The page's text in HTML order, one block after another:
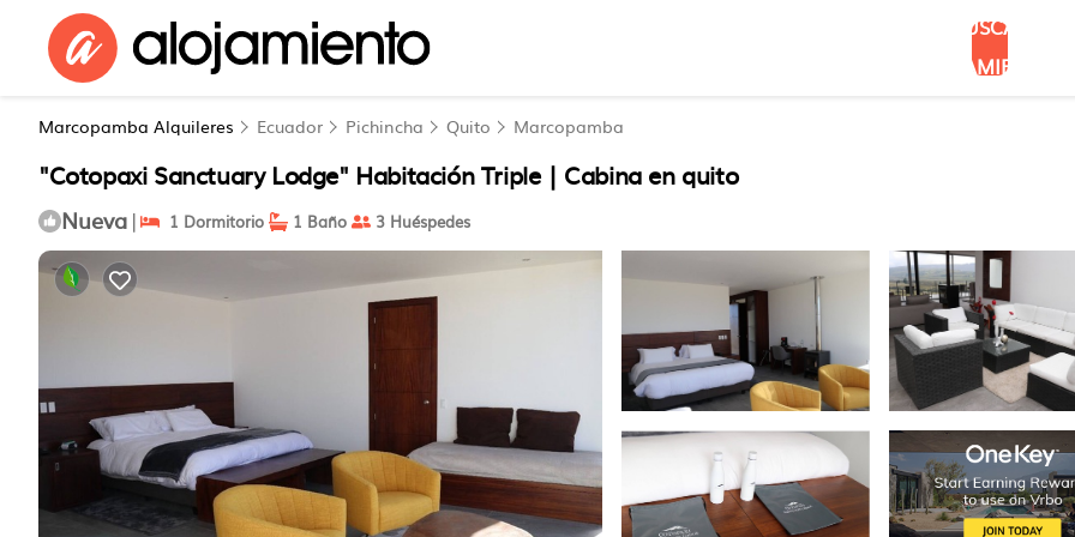
BUSCAR
ALOJAMIENTOS
Marcopamba Alquileres Ecuador Pichincha Quito Marcopamba
"Cotopaxi Sanctuary Lodge" Habitación Triple | Cabina en quito
Nueva | 1 Dormitorio 1 Baño 3 Huéspedes